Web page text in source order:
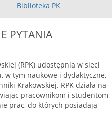
Biblioteka PK
PYTANIA
(RPK) udostępnia w sieci
w tym naukowe i dydaktyczne,
Krakowskiej. RPK działa na
pracownikom i studentom
prac, do których posiadają